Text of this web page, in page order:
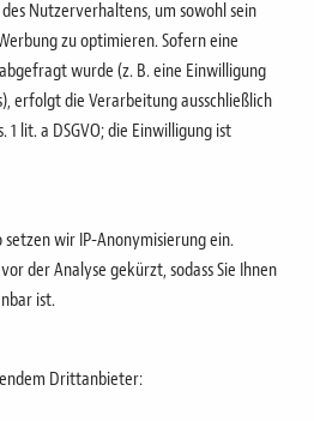
Nutzerverhaltens, um sowohl sein
zu optimieren. Sofern eine
wurde (z. B. eine Einwilligung
erfolgt die Verarbeitung ausschließlich
lit. a DSGVO; die Einwilligung ist
wir IP-Anonymisierung ein.
derAnalyse gekürzt, sodass Sie Ihnen
ist.
Drittanbieter: